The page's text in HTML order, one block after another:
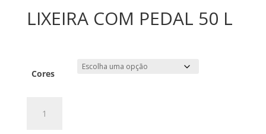
LIXEIRA COM PEDAL 50 L
Cores
COM